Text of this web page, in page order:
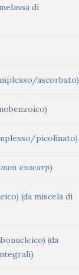
di
ascorbato)
picolinato)
exocarp)
(da miscela di
(da